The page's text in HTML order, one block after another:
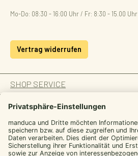
Mo-Do: 08:30 - 16:00 Uhr / Fr: 8:30 - 15.00 Uhr
Vertrag widerrufen
SHOP SERVICE
INFORMATION
ZAHLUNGSARTEN
SICHER EINKAUFEN
Von manduca,